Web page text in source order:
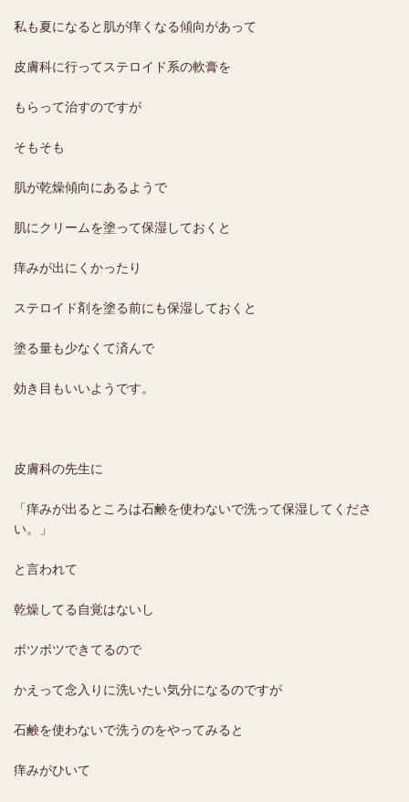
私も夏になると肌が痒くなる傾向があって
皮膚科に行ってステロイド系の軟膏を
もらって治すのですが
そもそも
肌が乾燥傾向にあるようで
肌にクリームを塗って保湿しておくと
痒みが出にくかったり
ステロイド剤を塗る前にも保湿しておくと
塗る量も少なくて済んで
効き目もいいようです。
皮膚科の先生に
「痒みが出るところは石鹸を使わないで洗って保湿してくださ
い。」
と言われて
乾燥してる自覚はないし
ボツボツできてるので
かえって念入りに洗いたい気分になるのですが
石鹸を使わないで洗うのをやってみると
痒みがひいて